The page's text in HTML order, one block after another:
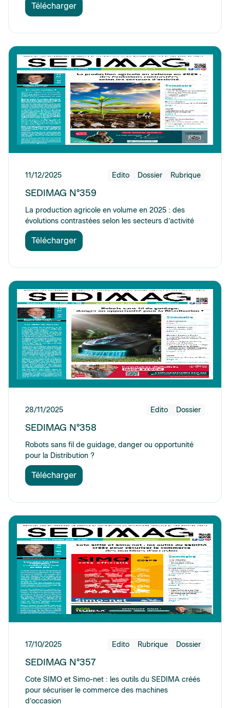
Télécharger
11/12/2025 Edito Dossier Rubrique
SEDIMAG N°359
La production agricole en volume en 2025 : des
évolutions contrastées selon les secteurs d’activité
Télécharger
28/11/2025 Edito Dossier
SEDIMAG N°358
Robots sans fil de guidage, danger ou opportunité
pour la Distribution ?
Télécharger
17/10/2025 Edito Rubrique Dossier
SEDIMAG N°357
Cote SIMO et Simo-net : les outils du SEDIMA créés
pour sécuriser le commerce des machines
d’occasion